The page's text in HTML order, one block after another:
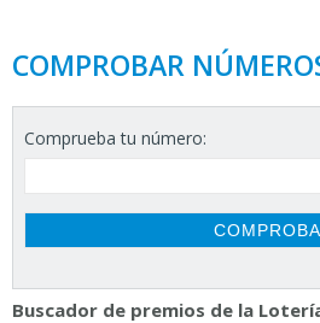
COMPROBAR
Comprueba tu número:
Buscador de premios de la